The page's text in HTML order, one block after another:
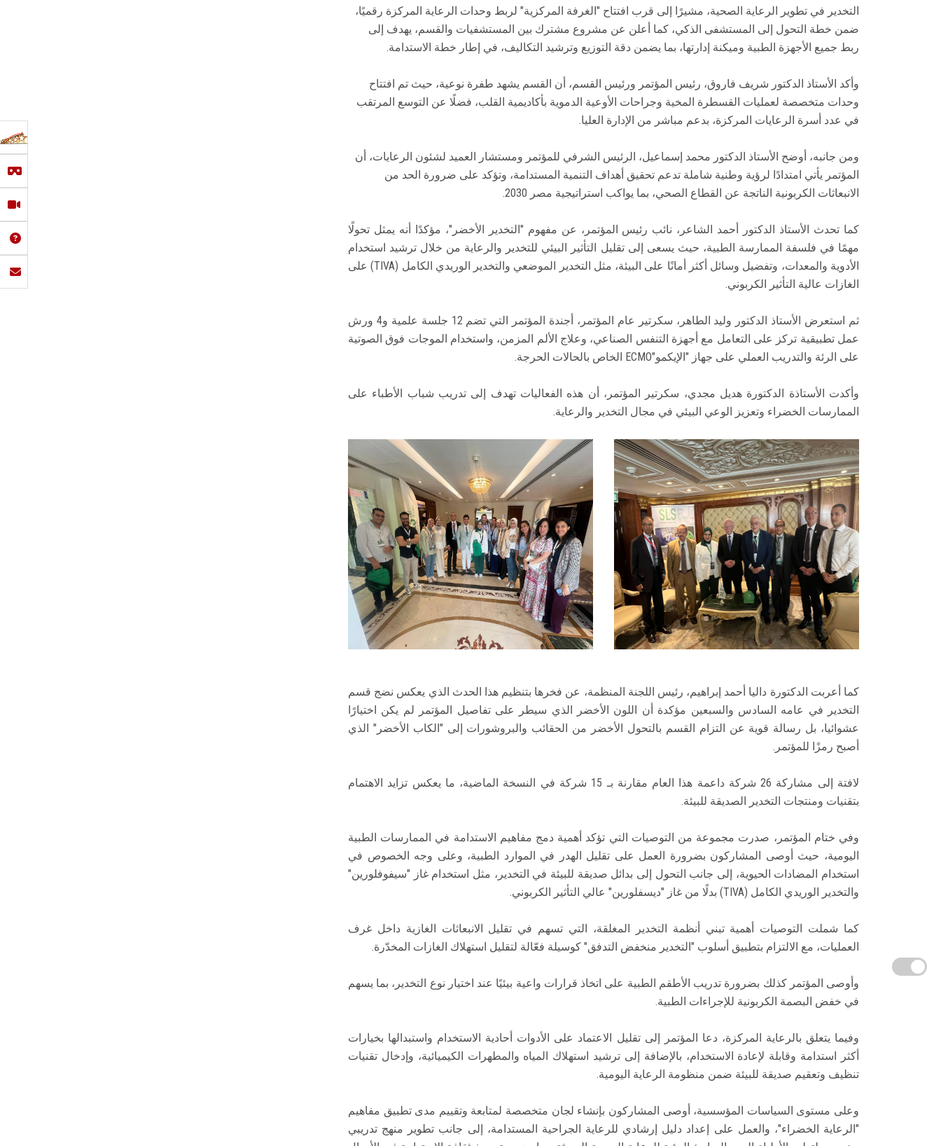
التخدير في تطوير الرعاية الصحية، مشيرًا إلى قرب افتتاح "الغرفة المركزية" لربط وحدات الرعاية المركزة رقميًا،
ضمن خطة التحول إلى المستشفى الذكي، كما أعلن عن مشروع مشترك بين المستشفيات والقسم، يهدف إلى
ربط جميع الأجهزة الطبية وميكنة إدارتها، بما يضمن دقة التوزيع وترشيد التكاليف، في إطار خطة الاستدامة.
وأكد الأستاذ الدكتور شريف فاروق، رئيس المؤتمر ورئيس القسم، أن القسم يشهد طفرة نوعية، حيث تم افتتاح
وحدات متخصصة لعمليات القسطرة المخية وجراحات الأوعية الدموية بأكاديمية القلب، فضلًا عن التوسع المرتقب
في عدد أسرة الرعايات المركزة، بدعم مباشر من الإدارة العليا.
ومن جانبه، أوضح الأستاذ الدكتور محمد إسماعيل، الرئيس الشرفي للمؤتمر ومستشار العميد لشئون الرعايات، أن
المؤتمر يأتي امتدادًا لرؤية وطنية شاملة تدعم تحقيق أهداف التنمية المستدامة، وتؤكد على ضرورة الحد من
الانبعاثات الكربونية الناتجة عن القطاع الصحي، بما يواكب استراتيجية مصر 2030.
كما تحدث الأستاذ الدكتور أحمد الشاعر، نائب رئيس المؤتمر، عن مفهوم "التخدير الأخضر"، مؤكدًا أنه يمثل تحولًا
مهمًا في فلسفة الممارسة الطبية، حيث يسعى إلى تقليل التأثير البيئي للتخدير والرعاية من خلال ترشيد استخدام
الأدوية والمعدات، وتفضيل وسائل أكثر أمانًا على البيئة، مثل التخدير الموضعي والتخدير الوريدي الكامل (TIVA) على
الغازات عالية التأثير الكربوني.
ثم استعرض الأستاذ الدكتور وليد الطاهر، سكرتير عام المؤتمر، أجندة المؤتمر التي تضم 12 جلسة علمية و4 ورش
عمل تطبيقية تركز على التعامل مع أجهزة التنفس الصناعي، وعلاج الألم المزمن، واستخدام الموجات فوق الصوتية
على الرئة والتدريب العملي على جهاز "الإيكمو"ECMO الخاص بالحالات الحرجة.
وأكدت الأستاذة الدكتورة هديل مجدي، سكرتير المؤتمر، أن هذه الفعاليات تهدف إلى تدريب شباب الأطباء على
الممارسات الخضراء وتعزيز الوعي البيئي في مجال التخدير والرعاية.
كما أعربت الدكتورة داليا أحمد إبراهيم، رئيس اللجنة المنظمة، عن فخرها بتنظيم هذا الحدث الذي يعكس نضج قسم
التخدير في عامه السادس والسبعين مؤكدة أن اللون الأخضر الذي سيطر على تفاصيل المؤتمر لم يكن اختيارًا
عشوائيا، بل رسالة قوية عن التزام القسم بالتحول الأخضر من الحقائب والبروشورات إلى "الكاب الأخضر" الذي
أصبح رمزًا للمؤتمر.
لافتة إلى مشاركة 26 شركة داعمة هذا العام مقارنة بـ 15 شركة في النسخة الماضية، ما يعكس تزايد الاهتمام
بتقنيات ومنتجات التخدير الصديقة للبيئة.
وفي ختام المؤتمر، صدرت مجموعة من التوصيات التي تؤكد أهمية دمج مفاهيم الاستدامة في الممارسات الطبية
اليومية، حيث أوصى المشاركون بضرورة العمل على تقليل الهدر في الموارد الطبية، وعلى وجه الخصوص في
استخدام المضادات الحيوية، إلى جانب التحول إلى بدائل صديقة للبيئة في التخدير، مثل استخدام غاز "سيفوفلورين"
والتخدير الوريدي الكامل (TIVA) بدلًا من غاز "ديسفلورين" عالي التأثير الكربوني.
كما شملت التوصيات أهمية تبني أنظمة التخدير المغلقة، التي تسهم في تقليل الانبعاثات الغازية داخل غرف
العمليات، مع الالتزام بتطبيق أسلوب "التخدير منخفض التدفق" كوسيلة فعّالة لتقليل استهلاك الغازات المخدّرة.
وأوصى المؤتمر كذلك بضرورة تدريب الأطقم الطبية على اتخاذ قرارات واعية بيئيًا عند اختيار نوع التخدير، بما يسهم
في خفض البصمة الكربونية للإجراءات الطبية.
وفيما يتعلق بالرعاية المركزة، دعا المؤتمر إلى تقليل الاعتماد على الأدوات أحادية الاستخدام واستبدالها بخيارات
أكثر استدامة وقابلة لإعادة الاستخدام، بالإضافة إلى ترشيد استهلاك المياه والمطهرات الكيميائية، وإدخال تقنيات
تنظيف وتعقيم صديقة للبيئة ضمن منظومة الرعاية اليومية.
وعلى مستوى السياسات المؤسسية، أوصى المشاركون بإنشاء لجان متخصصة لمتابعة وتقييم مدى تطبيق مفاهيم
"الرعاية الخضراء"، والعمل على إعداد دليل إرشادي للرعاية الجراحية المستدامة، إلى جانب تطوير منهج تدريبي